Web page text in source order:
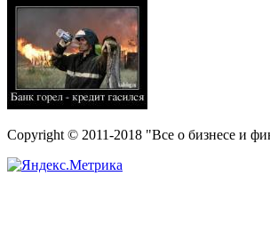
Copyright © 2011-2018 "Все о бизнесе и